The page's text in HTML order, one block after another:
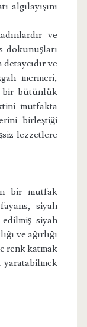
algılayışını
ve
dokunuşları
ve
mermeri,
bir bütünlük
mutfakta
birleştiği
lezzetlere
bir mutfak
siyah
siyah
ve ağırlığı
renk katmak